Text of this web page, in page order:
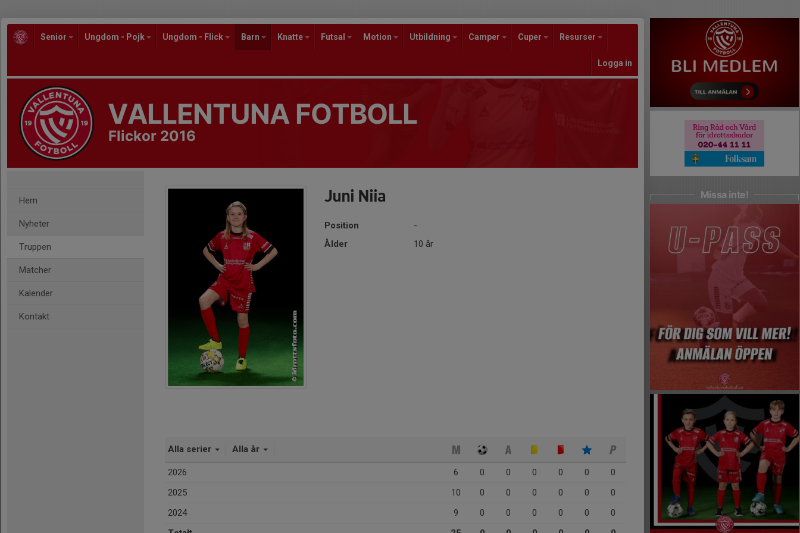
Senior Ungdom - Pojk Ungdom - Flick Barn Knatte Futsal Motion Utbildning Camper Cuper Resurser
Logga in
VALLENTUNA FOTBOLL
Flickor 2016
Hem
Nyheter
Truppen
Matcher
Kalender
Kontakt
Juni Niia
Position
-
Ålder
10 år
Alla serier Alla år
2026 6 0 0 0 0 0
0
2025
10 0 0 0 0 0
0
2024
9 0 0 0 0 0
0
Missa inte!